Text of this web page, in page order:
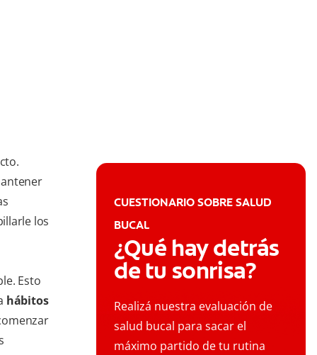
los
Esto
hábitos
CUESTIONARIO SOBRE SALUD
BUCAL
¿Qué hay detrás
de tu sonrisa?
Realizá nuestra evaluación de
salud bucal para sacar el
máximo partido de tu rutina